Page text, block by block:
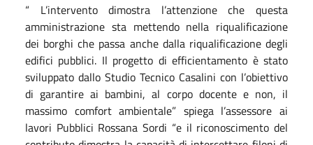
“ L’intervento dimostra l’attenzione che questa
amministrazione sta mettendo nella riqualificazione
dei borghi che passa anche dalla riqualificazione degli
edifici pubblici. Il progetto di efficientamento è stato
sviluppato dallo Studio Tecnico Casalini con l’obiettivo
di garantire ai bambini, al corpo docente e non, il
massimo comfort ambientale” spiega l’assessore ai
lavori Pubblici Rossana Sordi “e il riconoscimento del